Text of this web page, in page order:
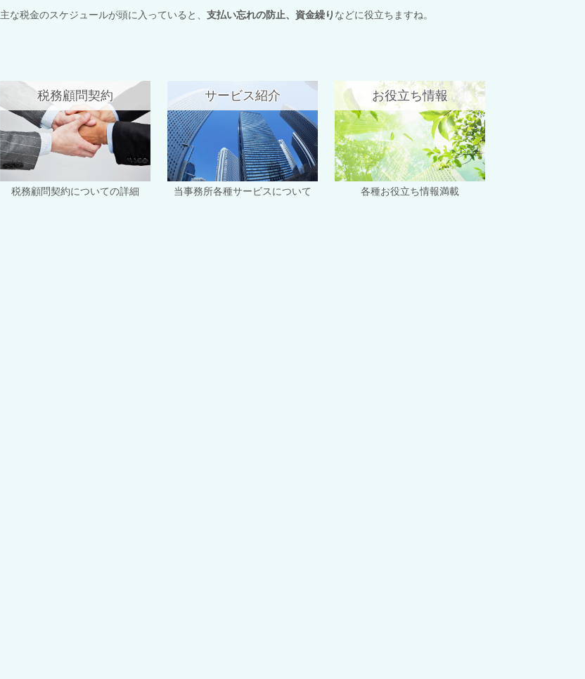
主な税金のスケジュールが頭に入っていると、 支払い忘れの防止、資金繰り などに役立ちますね。
税務顧問契約
税務顧問契約についての詳細
サービス紹介
当事務所各種サービスについて
お役立ち情報
各種お役立ち情報満載